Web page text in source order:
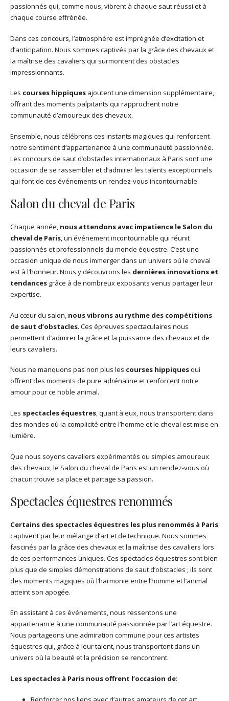
passionnés qui, comme nous, vibrent à chaque saut réussi et à
chaque course effrénée.
Dans ces concours, l’atmosphère est imprégnée d’excitation et
d’anticipation. Nous sommes captivés par la grâce des chevaux et
la maîtrise des cavaliers qui surmontent des obstacles
impressionnants.
Les courses hippiques ajoutent une dimension supplémentaire,
offrant des moments palpitants qui rapprochent notre
communauté d’amoureux des chevaux.
Ensemble, nous célébrons ces instants magiques qui renforcent
notre sentiment d’appartenance à une communauté passionnée.
Les concours de saut d’obstacles internationaux à Paris sont une
occasion de se rassembler et d’admirer les talents exceptionnels
qui font de ces événements un rendez-vous incontournable.
Salon du cheval de Paris
Chaque année, nous attendons avec impatience le Salon du
cheval de Paris, un événement incontournable qui réunit
passionnés et professionnels du monde équestre. C’est une
occasion unique de nous immerger dans un univers où le cheval
est à l’honneur. Nous y découvrons les dernières innovations et
tendances grâce à de nombreux exposants venus partager leur
expertise.
Au cœur du salon, nous vibrons au rythme des compétitions
de saut d’obstacles. Ces épreuves spectaculaires nous
permettent d’admirer la grâce et la puissance des chevaux et de
leurs cavaliers.
Nous ne manquons pas non plus les courses hippiquesqui
offrent des moments de pure adrénaline et renforcent notre
amour pour ce noble animal.
Les spectacles équestres, quant à eux, nous transportent dans
des mondes où la complicité entre l’homme et le cheval est mise en
lumière.
Que nous soyons cavaliers expérimentés ou simples amoureux
des chevaux, le Salon du cheval de Paris est un rendez-vous où
chacun trouve sa place et partage sa passion.
Spectacles équestres renommés
Certains des spectacles équestres les plus renommés à Paris
captivent par leur mélange d’art et de technique. Nous sommes
fascinés par la grâce des chevaux et la maîtrise des cavaliers lors
de ces performances uniques. Ces spectacles équestres sont bien
plus que de simples démonstrations de saut d’obstacles ; ils sont
des moments magiques où l’harmonie entre l’homme et l’animal
atteint son apogée.
En assistant à ces événements, nous ressentons une
appartenance à une communauté passionnée par l’art équestre.
Nous partageons une admiration commune pour ces artistes
équestres qui, grâce à leur talent, nous transportent dans un
univers où la beauté et la précision se rencontrent.
Les spectacles à Paris nous offrent l’occasion de: